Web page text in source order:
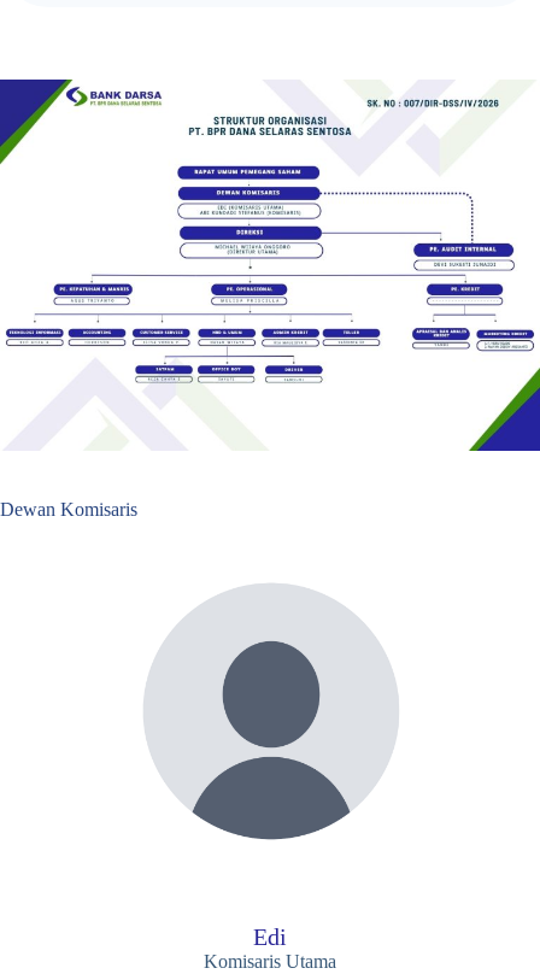
Dewan Komisaris
Edi
Komisaris Utama